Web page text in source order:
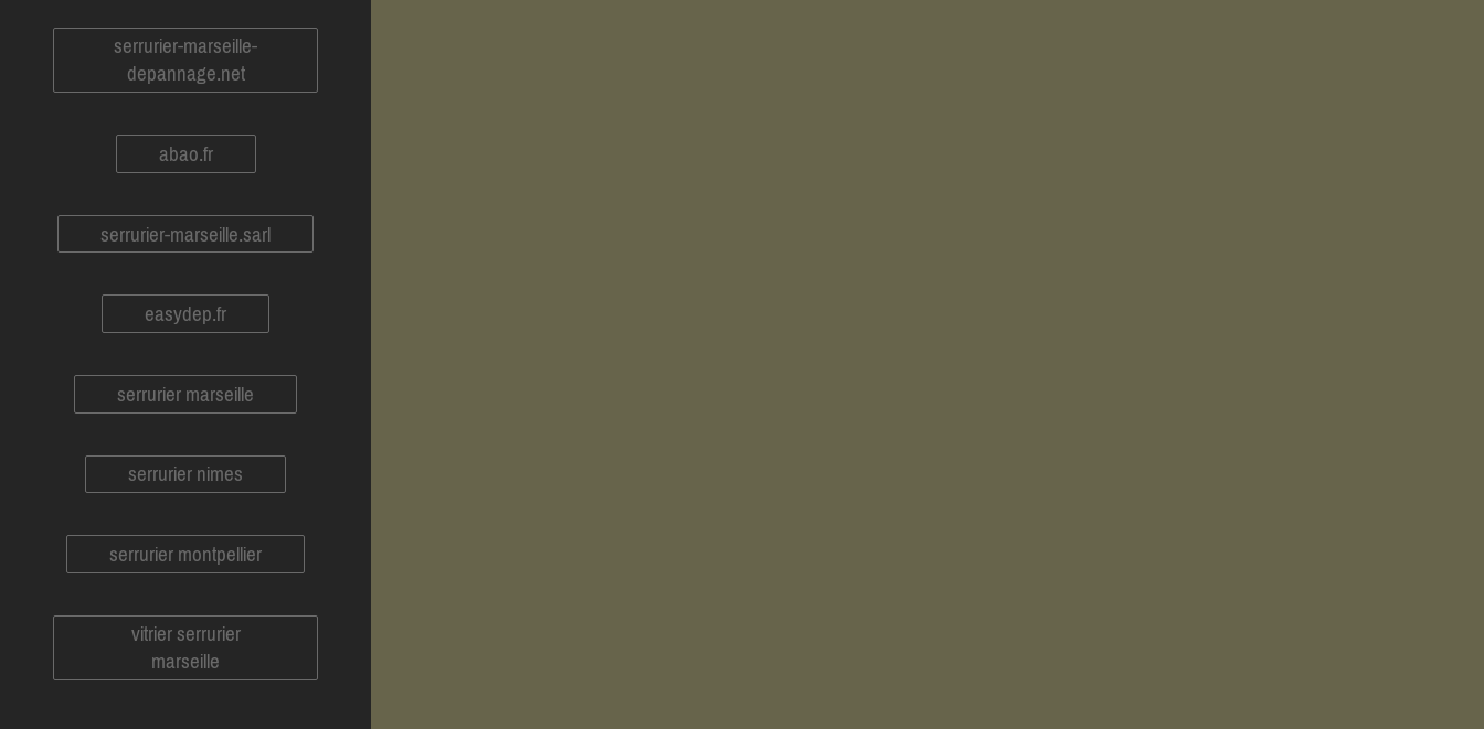
serrurier-marseille-
depannage.net
abao.fr
serrurier-marseille.sarl
easydep.fr
serrurier marseille
serrurier nimes
serrurier montpellier
vitrier serrurier
marseille